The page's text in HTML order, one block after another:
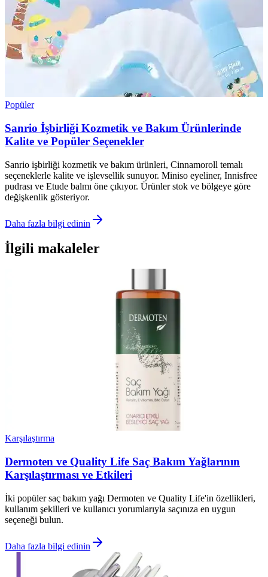
Popüler
Sanrio İşbirliği Kozmetik ve Bakım Ürünlerinde
Kalite ve Popüler Seçenekler
Sanrio işbirliği kozmetik ve bakım ürünleri, Cinnamoroll temalı
seçeneklerle kalite ve işlevsellik sunuyor. Miniso eyeliner, Innisfree
pudrası ve Etude balmı öne çıkıyor. Ürünler stok ve bölgeye göre
değişkenlik gösteriyor.
Daha fazla bilgi edinin
İlgili makaleler
Karşılaştırma
Dermoten ve Quality Life Saç Bakım Yağlarının
Karşılaştırması ve Etkileri
İki popüler saç bakım yağı Dermoten ve Quality Life'in özellikleri,
kullanım şekilleri ve kullanıcı yorumlarıyla saçınıza en uygun
seçeneği bulun.
Daha fazla bilgi edinin